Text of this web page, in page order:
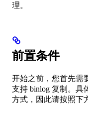
理。
前置条件
开始之前，您首先需
支持 binlog 复制。具
方式，因此请按照下